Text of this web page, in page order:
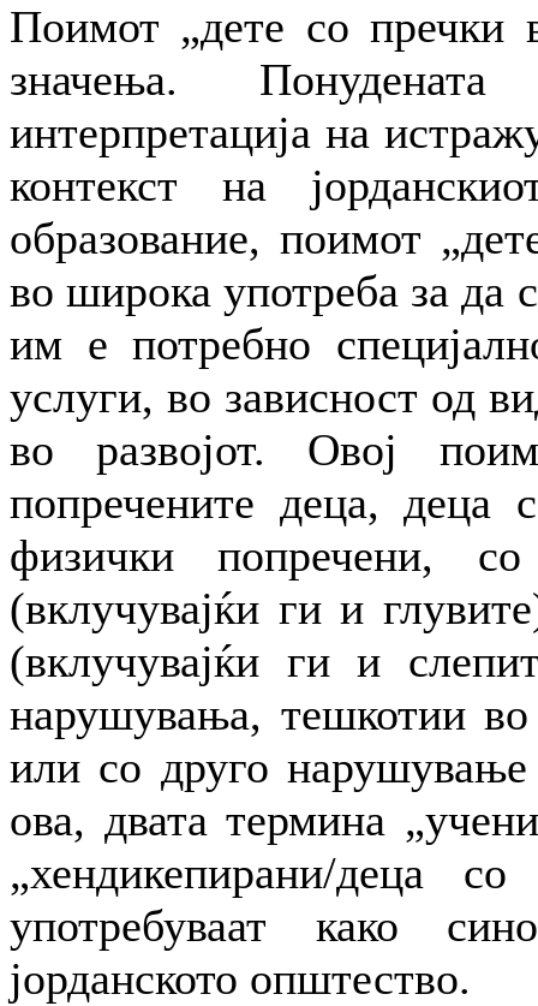
Поимот „дете со пречки
значења.
интерпретација на
контекст на
образование, поимот
во широка употреба за да
им е потребно
услуги, во зависност од
во развојот. Овој
попречените деца, деца
физички попречени,
(вклучувајќи ги и
(вклучувајќи ги и
нарушувања, тешкотии
или со друго
ова, двата термина
„хендикепирани/деца
употребуваат како
јорданското општество.